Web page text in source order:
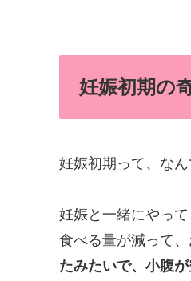
妊娠初期の
妊娠初期って、な
妊娠と一緒にやって
食べる量が減って
たみたいで、小腹